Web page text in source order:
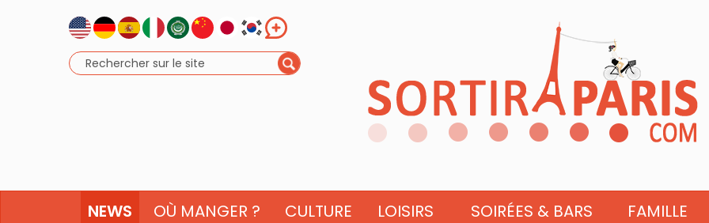
NEWS OÙ MANGER ? CULTURE LOISIRS SOIRÉES & BARS FAMILLE